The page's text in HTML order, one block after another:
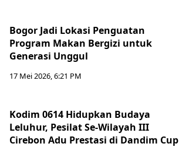
Bogor Jadi Lokasi Penguatan
Program Makan Bergizi untuk
Generasi Unggul
17 Mei 2026, 6:21 PM
Kodim 0614 Hidupkan Budaya
Leluhur, Pesilat Se-Wilayah III
Cirebon Adu Prestasi di Dandim Cup